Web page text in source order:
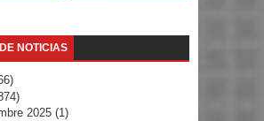
NOTICIAS
2025 (1)